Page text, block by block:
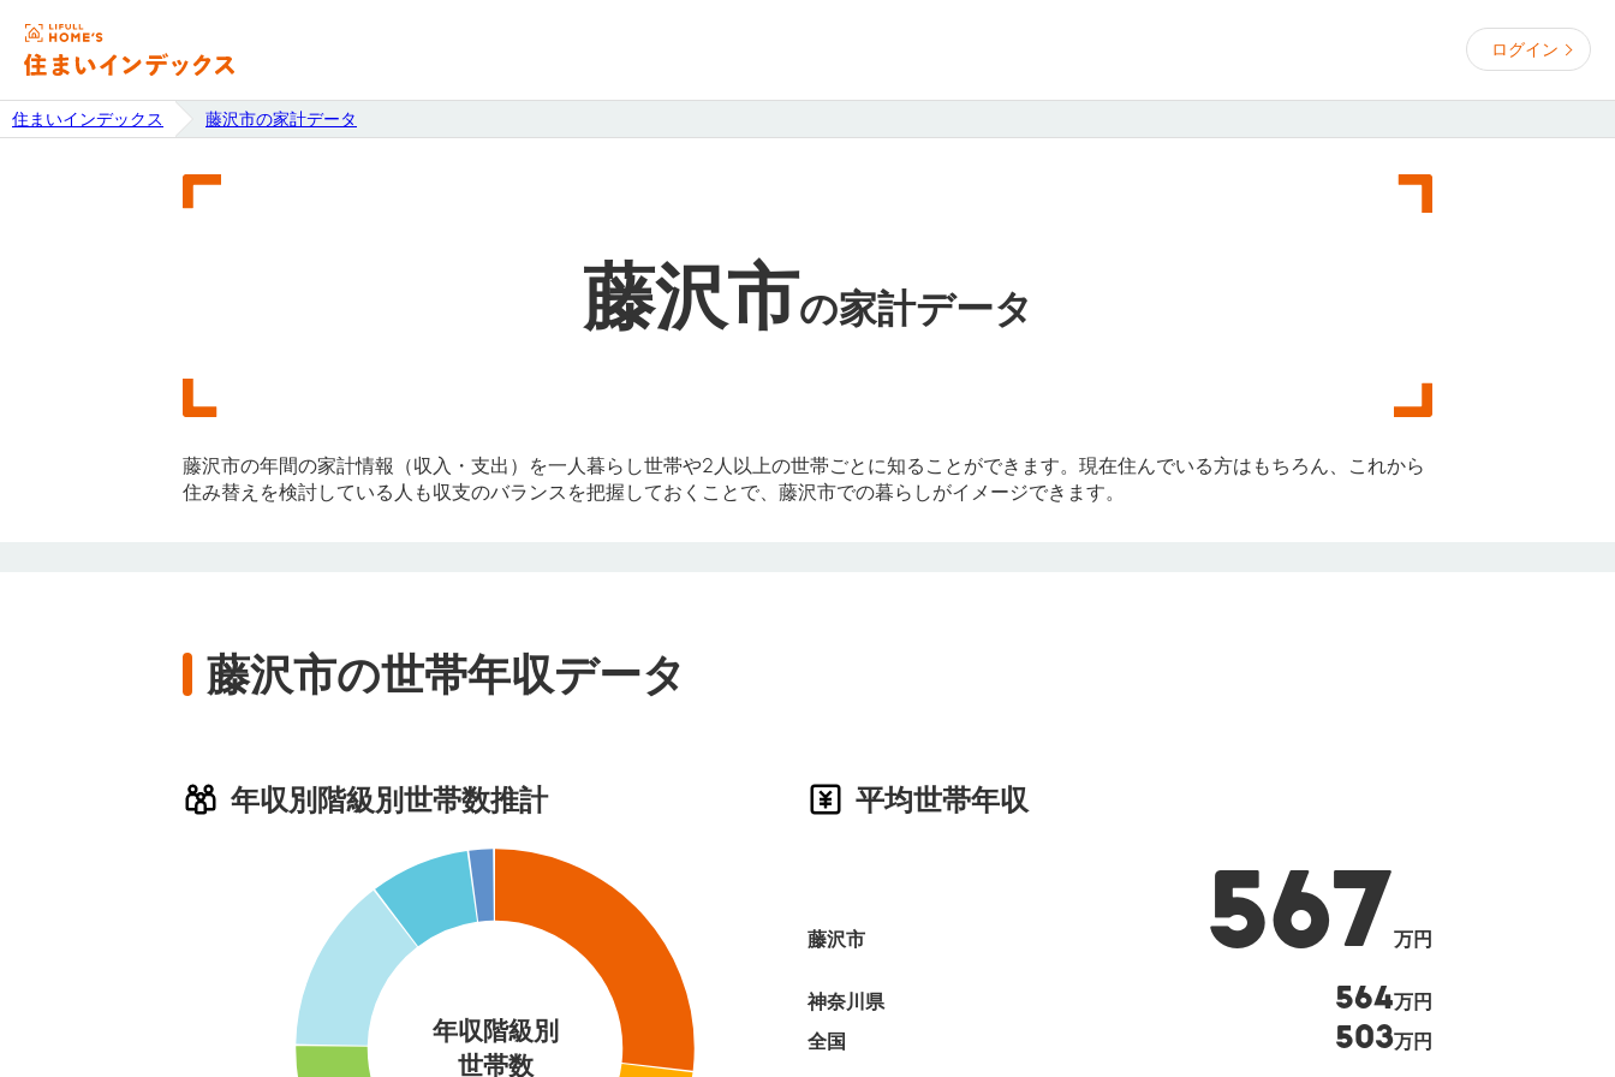
ログイン
住まいインデックス 藤沢市の家計データ
藤沢市の家計データ
藤沢市の年間の家計情報（収入・支出）を一人暮らし世帯や2人以上の世帯ごとに知ることができます。現在住んでいる方はもちろん、これから
住み替えを検討している人も収支のバランスを把握しておくことで、藤沢市での暮らしがイメージできます。
藤沢市の世帯年収データ
年収別階級別世帯数推計
年収階級別
世帯数
平均世帯年収
藤沢市 567万円
神奈川県 564万円
全国
503万円